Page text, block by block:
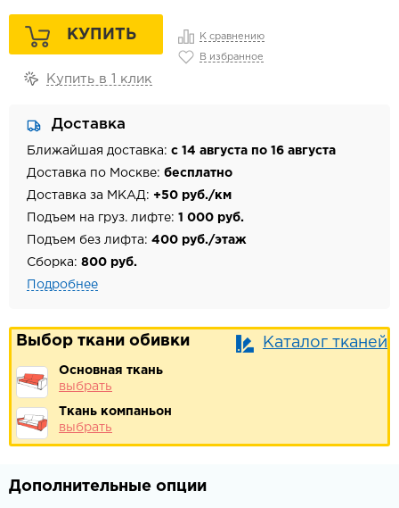
КУПИТЬ К сравнению
В избранное
Купить в 1 клик
Доставка
Ближайшая доставка: с 14 августа по 16 августа
Доставка по Москве: бесплатно
Доставка за МКАД: +50 руб./км
Подъем на груз. лифте: 1 000 руб.
Подъем без лифта: 400 руб./этаж
Сборка: 800 руб.
Подробнее
Выбор ткани обивки Каталог тканей
Основная ткань
выбрать
Ткань компаньон
выбрать
Дополнительные опции